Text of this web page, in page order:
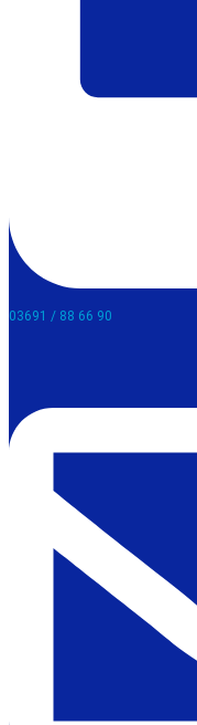
03691 / 88 66 90​